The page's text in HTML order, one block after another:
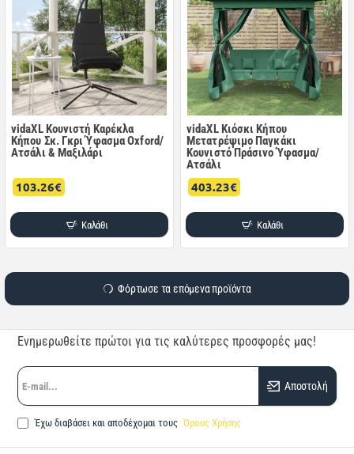
vidaXL Κουνιστή Καρέκλα
Κήπου Σκ. Γκρι Ύφασμα Oxford/
Ατσάλι & Μαξιλάρι
103.26€
Καλάθι
vidaXL Κιόσκι Κήπου
Μετατρέψιμο Παγκάκι
Κουνιστό Πράσινο Ύφασμα/
Ατσάλι
403.23€
Καλάθι
Φόρτωσε τα επόμενα προϊόντα
Ενημερωθείτε πρώτοι για τις καλύτερες προσφορές μας!
E-
mail...
Αποστολή
Έχω διαβάσει και αποδέχομαι τους Όρους Χρήσης